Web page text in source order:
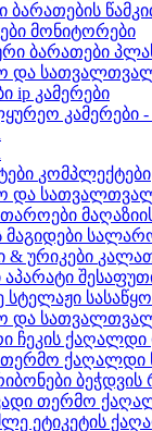
მონიტორები
ip კამერები
კომპლექტები
ბეჭდვის